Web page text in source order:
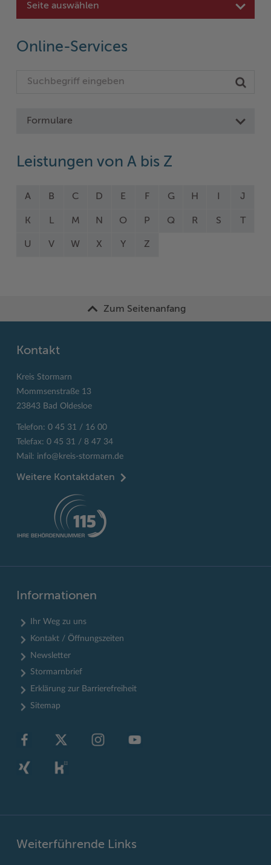
Seite auswählen
Online-Services
Formulare
Leistungen von A bis Z
A B C D E F G H J
K L M N O P Q R S T
U V W X Y Z
Zum Seitenanfang
Kontakt
Kreis Stormarn
Mommsenstraße 13
23843 Bad Oldesloe
Telefon: 0 45 31 / 16 00
Telefax: 0 45 31 / 8 47 34
Mail: info@kreis-stormarn.de
Weitere Kontaktdaten
Informationen
Ihr Weg zu uns
Kontakt / Öffnungszeiten
Newsletter
Stormarnbrief
Erklärung zur Barrierefreiheit
Sitemap
Weiterführende Links